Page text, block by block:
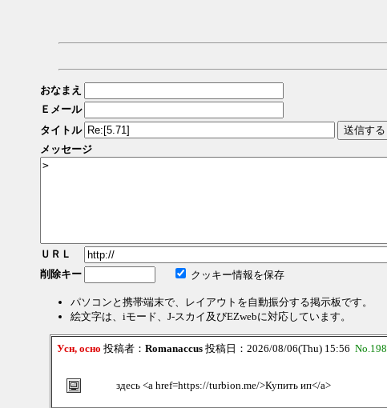
おなまえ
Ｅメール
タイトル
メッセージ
ＵＲＬ
削除キー
クッキー情報を保存
パソコンと携帯端末で、レイアウトを自動振分する掲示板です。
絵文字は、iモード、J-スカイ及びEZwebに対応しています。
Усн, осно 投稿者： Romanaccus投稿日：2026/08/06(Thu) 15:56 No.198
здесь <a href=https://turbion.me/>Купить ип</a>